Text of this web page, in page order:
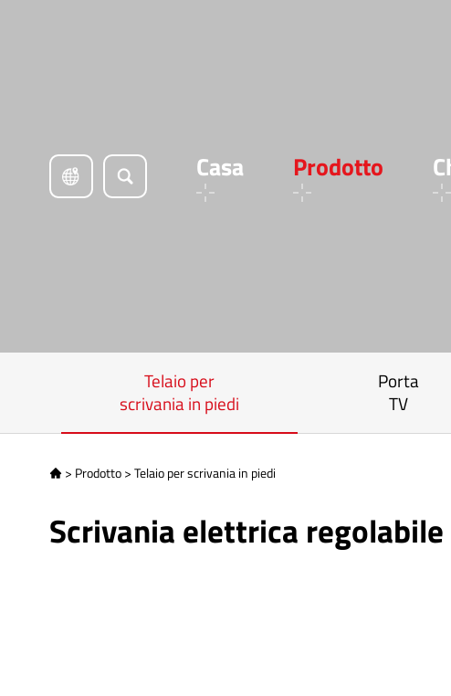
Casa Prodotto
Telaio per
scrivania in piedi
Porta
TV
 > Prodotto >Telaio per scrivania in piedi
Scrivania elettrica